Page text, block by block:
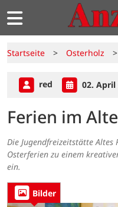
Startseite > Osterholz >
red 02. April
Ferien im
Die Jugendfreizeitstätte
Osterferien zu einem
ein.
Bilder